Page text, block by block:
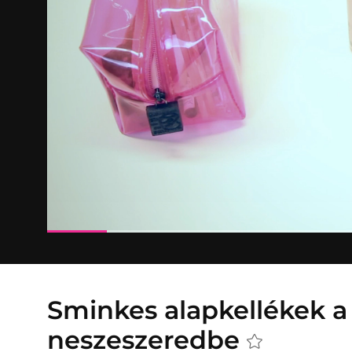
Sminkes alapkellékek a
neszeszeredbe